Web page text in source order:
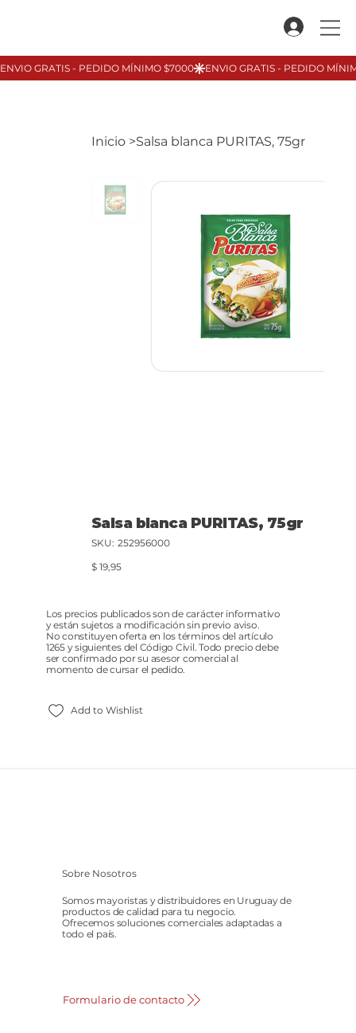
Inicio >Salsa blanca PURITAS, 75gr
Salsa blanca PURITAS, 75gr
SKU: SKU
252956000
Precio
$ 19,95
Add to Wishlist
Los precios publicados son de carácter informativo
y están sujetos a modificación sin previo aviso.
No constituyen oferta en los términos del artículo
1265 y siguientes del Código Civil. Todo precio debe
ser confirmado por su asesor comercial al
momento de cursar el pedido.
Sobre Nosotros
Somos mayoristas y distribuidores en Uruguay de
productos de calidad para tu negocio.
Ofrecemos soluciones comerciales adaptadas a
todo el país.
Formulario de contacto